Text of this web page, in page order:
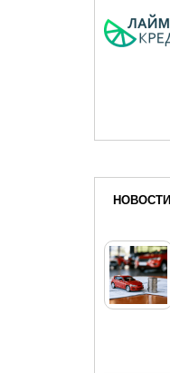
НОВОСТИ